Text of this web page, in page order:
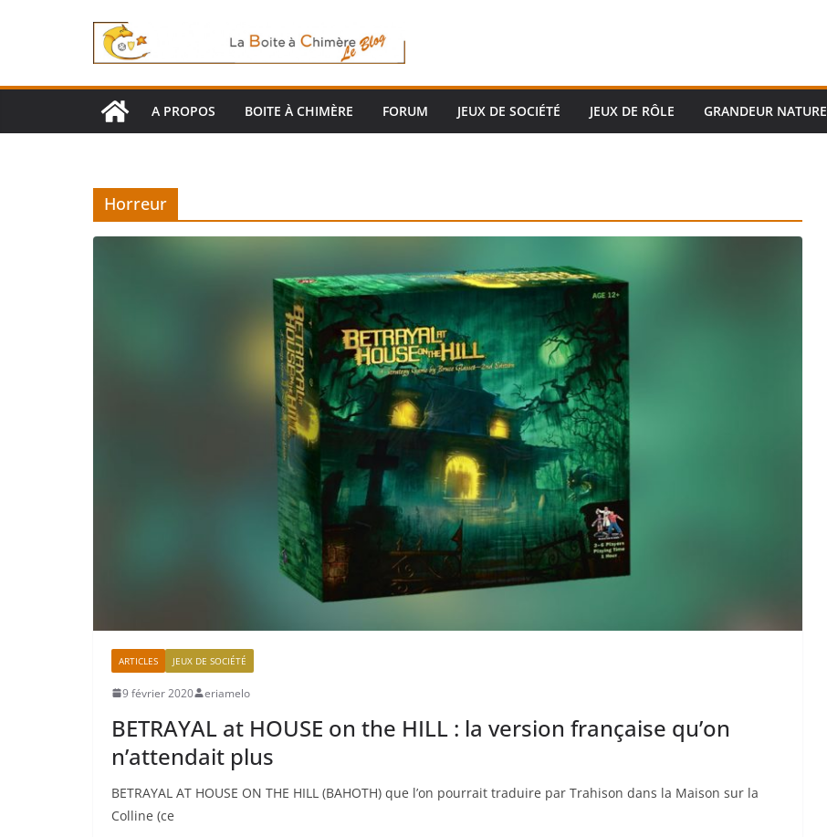
A PROPOS BOITE À CHIMÈRE FORUM JEUX DE SOCIÉTÉ JEUX DE RÔLE GRANDEUR NATURE
Horreur
ARTICLES JEUX DE SOCIÉTÉ
9 février 2020 eriamelo
BETRAYAL at HOUSE on the HILL : la version française qu’on
n’attendait plus
BETRAYAL AT HOUSE ON THE HILL (BAHOTH) que l’on pourrait traduire par Trahison dans la Maison sur la
Colline (ce